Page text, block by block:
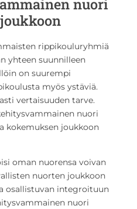
nuori
rippikouluryhmiä
yhteen suunnilleen
on suurempi
myös ystäviä.
vertaisuuden tarve.
nuori
kokemuksen joukkoon
oman nuorensa voivan
nuorten joukkoon
osallistuvan integroituun
nuori